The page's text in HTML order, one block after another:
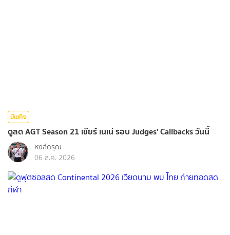
บันเทิง
ดูสด AGT Season 21 เชียร์ เนเน่ รอบ Judges' Callbacks วันนี้
หงส์ดรุณ
06 ส.ค. 2026